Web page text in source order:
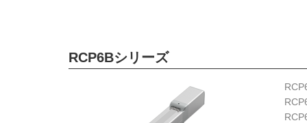
RCP6Bシリーズ